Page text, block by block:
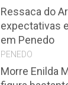
Ressaca do
expectativas
em Penedo
PENEDO
Morre Enilda